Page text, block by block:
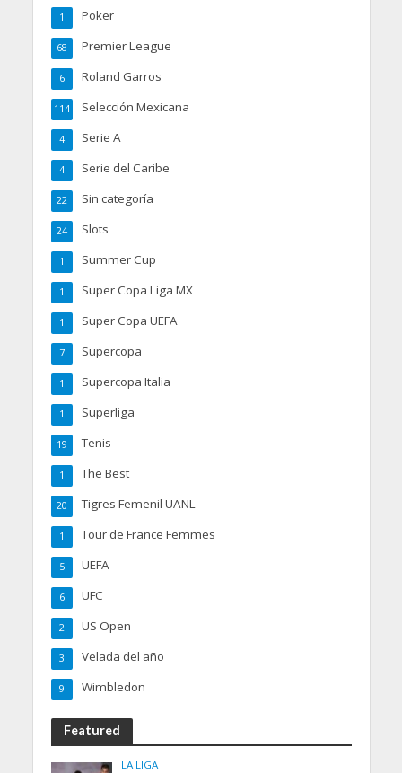
Poker
1
Premier League
68
Roland Garros
6
Selección Mexicana
114
Serie A
4
Serie del Caribe
4
Sin categoría
22
Slots
24
Summer Cup
1
Super Copa Liga MX
1
Super Copa UEFA
1
Supercopa
7
Supercopa Italia
1
Superliga
1
Tenis
19
The Best
1
Tigres Femenil UANL
20
Tour de France Femmes
1
UEFA
5
UFC
6
US Open
2
Velada del año
3
Wimbledon
9
Featured
LA LIGA